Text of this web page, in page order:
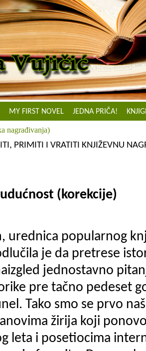
MY FIRST NOVEL JEDNA PRIČA!
nagrađivanja)
PRIMITI I VRATITI KNJIŽEVNU
(korekcije)
urednica popularnog
je da pretrese
jednostavno
pre tačno pedeset
Tako smo se prvo
žirija koji
leta i posetiocima